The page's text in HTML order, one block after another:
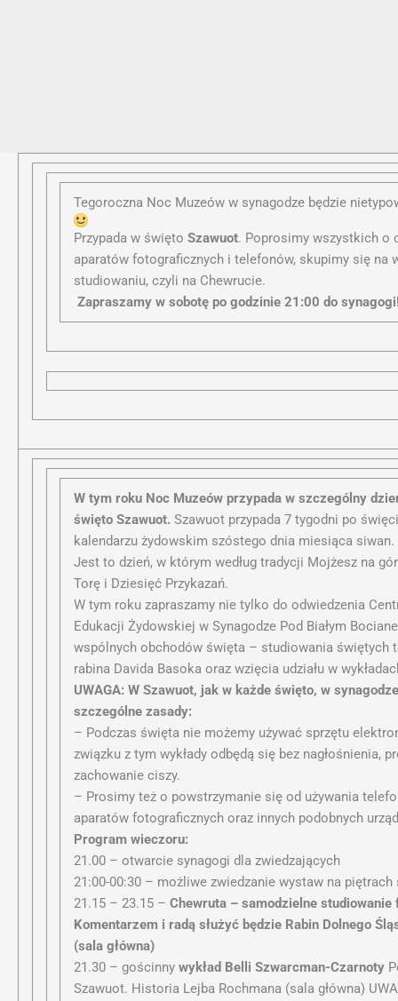
Tegoroczna Noc Muzeów w synagodze będzie
Przypada w święto Szawuot. Poprosimy wszystkich o
aparatów fotograficznych i telefonów, skupimy się na
studiowaniu, czyli na Chewrucie.
Zapraszamy w sobotę po godzinie 21:00 do
W tym roku Noc Muzeów przypada w szczególny
święto Szawuot. Szawuot przypada 7 tygodni po
kalendarzu żydowskim szóstego dnia miesiąca siwan.
Jest to dzień, w którym według tradycji Mojżesz na
Torę i Dziesięć Przykazań.
W tym roku zapraszamy nie tylko do odwiedzenia
Edukacji Żydowskiej w Synagodze Pod Białym
wspólnych obchodów święta – studiowania świętych
rabina Davida Basoka oraz wzięcia udziału w
UWAGA: W Szawuot, jak w każde święto, w
szczególne zasady:
– Podczas święta nie możemy używać sprzętu
związku z tym wykłady odbędą się bez nagłośnienia,
zachowanie ciszy.
– Prosimy też o powstrzymanie się od używania
aparatów fotograficznych oraz innych podobnych
Program wieczoru:
21.00 – otwarcie synagogi dla zwiedzających
21:00-00:30 – możliwe zwiedzanie wystaw na piętrach
21.15 – 23.15 – Chewruta – samodzielne studiowanie
Komentarzem i radą służyć będzie Rabin Dolnego
(sala główna)
21.30 – gościnny wykład Belli Szwarcman-Czarnoty
Szawuot. Historia Lejba Rochmana (sala główna)